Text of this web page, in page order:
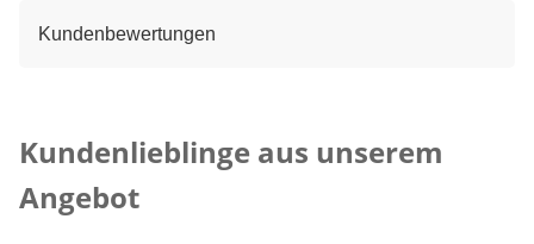
Kundenbewertungen
Kundenlieblinge aus unserem
Angebot